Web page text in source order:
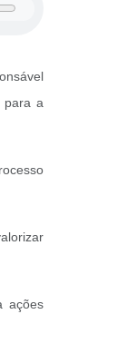
para a
ações